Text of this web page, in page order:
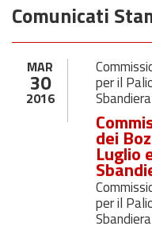
Comunicati
MAR
30
2016
per il
dei
Luglio
per il